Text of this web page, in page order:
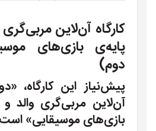
کارگاه آن‌لاین
پایه‌ی بازی‌های
دوم)
پیش‌نیاز این کارگاه،
آن‌لاین مربی‌گری والد
بازی‌های موسیقایی»